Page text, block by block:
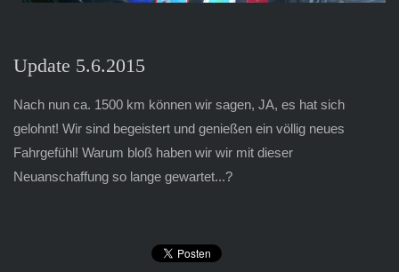
Update 5.6.2015
Nach nun ca. 1500 km können wir sagen, JA, es hat sich
gelohnt! Wir sind begeistert und genießen ein völlig neues
Fahrgefühl! Warum bloß haben wir wir mit dieser
Neuanschaffung so lange gewartet...?